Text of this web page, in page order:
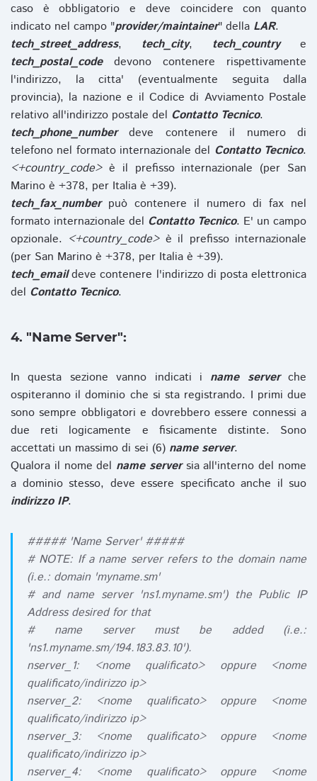
caso è obbligatorio e deve coincidere con quanto
indicato nel campo "provider/maintainer" della LAR.
tech_street_address, tech_city, tech_countrye
tech_postal_codedevono contenere rispettivamente
l'indirizzo, la citta' (eventualmente seguita dalla
provincia), la nazione e il Codice di Avviamento Postale
relativo all'indirizzo postale del Contatto Tecnico.
tech_phone_numberdeve contenere il numero di
telefono nel formato internazionale del Contatto Tecnico.
<+country_code>è il prefisso internazionale (per San
Marino è +378, per Italia è +39).
tech_fax_numberpuò contenere il numero di fax nel
formato internazionale del Contatto Tecnico. E' un campo
opzionale. <+country_code>è il prefisso internazionale
(per San Marino è +378, per Italia è +39).
tech_emaildeve contenere l'indirizzo di posta elettronica
del Contatto Tecnico.
4. "Name Server":
In questa sezione vanno indicati i name serverche
ospiteranno il dominio che si sta registrando. I primi due
sono sempre obbligatori e dovrebbero essere connessi a
due reti logicamente e fisicamente distinte. Sono
accettati un massimo di sei (6) name server.
Qualora il nome del name serversia all'interno del nome
a dominio stesso, deve essere specificato anche il suo
indirizzo IP.
##### 'Name Server' #####
# NOTE: If a name server refers to the domain name
(i.e.: domain 'myname.sm'
# and name server 'ns1.myname.sm') the Public IP
Address desired for that
# name server must be added (i.e.:
'ns1.myname.sm/194.183.83.10').
nserver_1: <nome qualificato> oppure <nome
qualificato/indirizzo ip>
nserver_2: <nome qualificato> oppure <nome
qualificato/indirizzo ip>
nserver_3: <nome qualificato> oppure <nome
qualificato/indirizzo ip>
nserver_4: <nome qualificato> oppure <nome